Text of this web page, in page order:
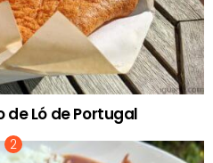
de Ló de Portugal